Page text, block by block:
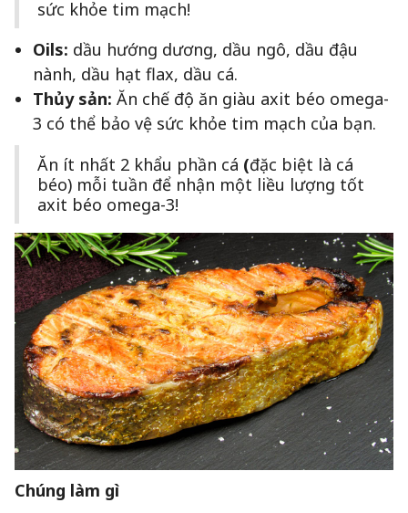
sức khỏe tim mạch!
Oils: dầu hướng dương, dầu ngô, dầu đậu
nành, dầu hạt flax, dầu cá.
Thủy sản: Ăn chế độ ăn giàu axit béo omega-
3 có thể bảo vệ sức khỏe tim mạch của bạn.
Ăn ít nhất 2 khẩu phần cá (đặc biệt là cá
béo) mỗi tuần để nhận một liều lượng tốt
axit béo omega-3!
Chúng làm gì